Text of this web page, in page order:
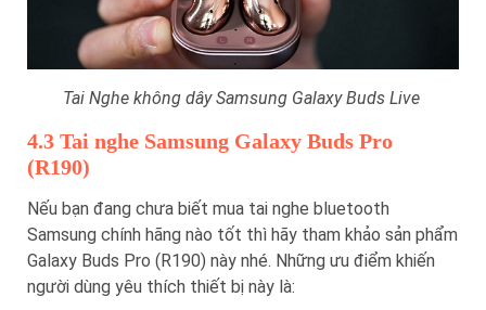
Tai Nghe không dây Samsung Galaxy Buds Live
4.3 Tai nghe Samsung Galaxy Buds Pro
(R190)
Nếu bạn đang chưa biết mua tai nghe bluetooth
Samsung chính hãng nào tốt thì hãy tham khảo sản phẩm
Galaxy Buds Pro (R190) này nhé. Những ưu điểm khiến
người dùng yêu thích thiết bị này là: